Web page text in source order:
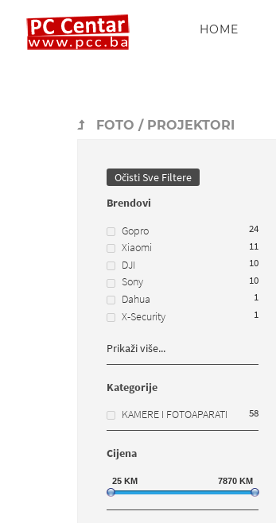
HOME
FOTO / PROJEKTORI
Očisti Sve Filtere
Brendovi
Gopro
24
Xiaomi 11
DJI 10
Sony 10
Dahua 1
X-Security 1
Prikaži više...
Kategorije
KAMERE I FOTOAPARATI
58
Cijena
25 KM 7870 KM